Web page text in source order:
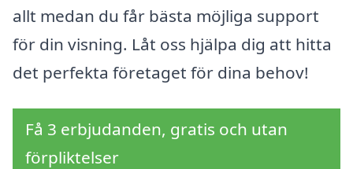
allt medan du får bästa möjliga support
för din visning. Låt oss hjälpa dig att hitta
det perfekta företaget för dina behov!
Få 3 erbjudanden, gratis och utan
förpliktelser